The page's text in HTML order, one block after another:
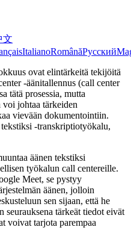
文
ItalianoRomânăРусский
ovat elintärkeitä tekijöitä
-äänitallennus (call center
tätä prosessia, mutta
johtaa tärkeiden
vievään dokumentointiin.
-transkriptiotyökalu,
äänen tekstiksi
työkalun call centereille.
Meet, se pystyy
äänen, jolloin
sen sijaan, että he
tärkeät tiedot eivät
voivat tarjota parempaa